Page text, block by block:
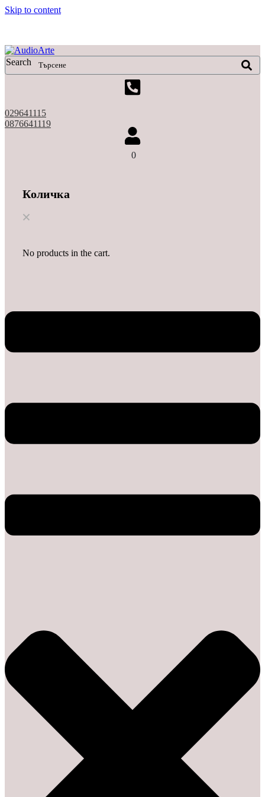
Skip to content
Search
029641115
0876641119
0
Количка
No products in the cart.